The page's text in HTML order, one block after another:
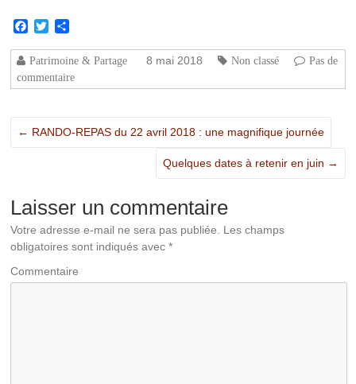
Facebook
Twitter
Patrimoine & Partage 8 mai 2018 Non classé
Pas de
commentaire
← RANDO-REPAS du 22 avril 2018 : une magnifique journée
Quelques dates à retenir en juin →
Laisser un commentaire
Votre adresse e-mail ne sera pas publiée.
Les champs
obligatoires sont indiqués avec*
Commentaire